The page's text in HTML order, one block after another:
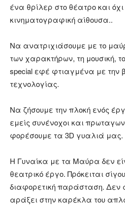
ένα θρίλερ στο θέατρο και
κινηματογραφική αίθουσα..
Να ανατριχιάσουμε με το
των χαρακτήρων, τη μουσική,
special εφέ φτιαγμένα με την
τεχνολογίας.
Να ζήσουμε την πλοκή ενός
εμείς συνένοχοι και
φορέσουμε τα 3D γυαλιά μας.
Η Γυναίκα με τα Μαύρα δεν
θεατρικό έργο. Πρόκειται
διαφορετική παράσταση. Δεν
αράξει στην καρέκλα του